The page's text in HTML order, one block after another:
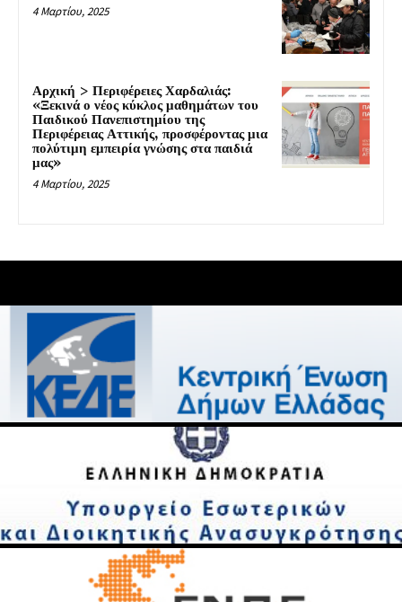
4 Μαρτίου, 2025
Αρχική > Περιφέρειες Χαρδαλιάς:
«Ξεκινά ο νέος κύκλος μαθημάτων του
Παιδικού Πανεπιστημίου της
Περιφέρειας Αττικής, προσφέροντας μια
πολύτιμη εμπειρία γνώσης στα παιδιά
μας»
4 Μαρτίου, 2025